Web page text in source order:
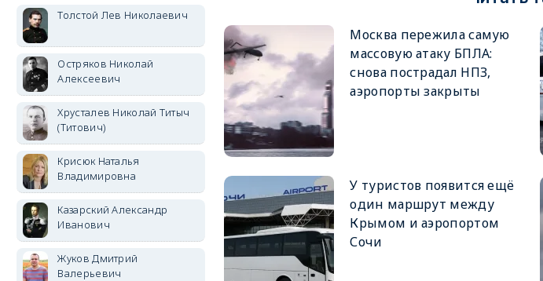
Москва пережила самую
массовую атаку БПЛА:
снова пострадал НПЗ,
аэропорты закрыты
У туристов появится ещё
один маршрут между
Крымом и аэропортом
Сочи
Толстой Лев Николаевич
Остряков Николай
Алексеевич
Хрусталев Николай Титыч
(Титович)
Крисюк Наталья
Владимировна
Казарский Александр
Иванович
Жуков Дмитрий
Валерьевич